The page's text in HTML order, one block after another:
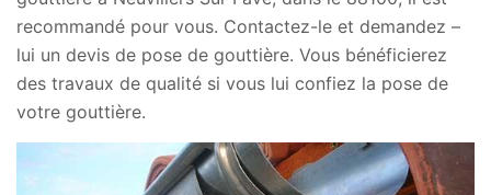
recommandé pour vous. Contactez-le et demandez –
lui un devis de pose de gouttière. Vous bénéficierez
des travaux de qualité si vous lui confiez la pose de
votre gouttière.